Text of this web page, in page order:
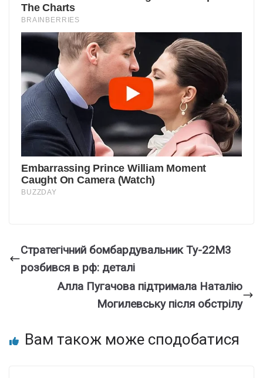
Стратегічний бомбардувальник Ту-22М3
розбився в рф: деталі
Алла Пугачова підтримала Наталію
Могилевську після обстрілу
Вам також може сподобатися